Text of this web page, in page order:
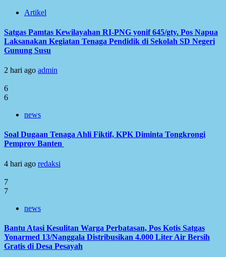
Artikel
Satgas Pamtas Kewilayahan RI-PNG yonif 645/gty. Pos Napua
Laksanakan Kegiatan Tenaga Pendidik di Sekolah SD Negeri
Gunung Susu
2 hari ago admin
6
6
news
Soal Dugaan Tenaga Ahli Fiktif, KPK Diminta Tongkrongi
Pemprov Banten
4 hari ago redaksi
7
7
news
Bantu Atasi Kesulitan Warga Perbatasan, Pos Kotis Satgas
Yonarmed 13/Nanggala Distribusikan 4.000 Liter Air Bersih
Gratis di Desa Pesayah